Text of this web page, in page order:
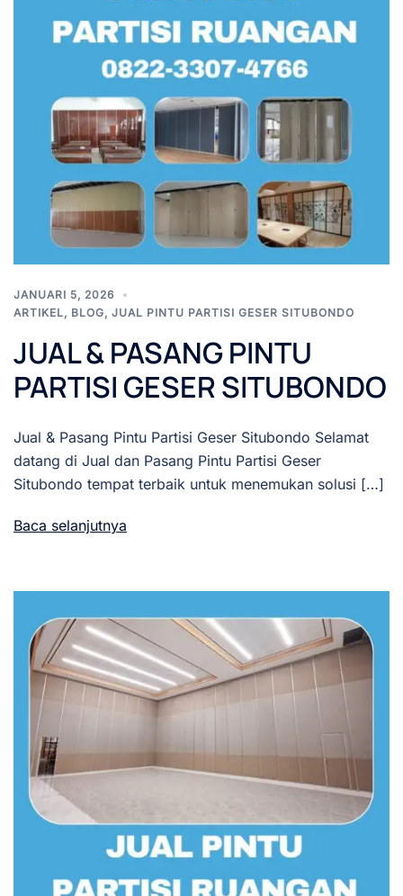
JANUARI 5, 2026
ARTIKEL, BLOG, JUAL PINTU PARTISI GESER SITUBONDO
JUAL & PASANG PINTU
PARTISI GESER SITUBONDO
Jual & Pasang Pintu Partisi Geser Situbondo Selamat
datang di Jual dan Pasang Pintu Partisi Geser
Situbondo tempat terbaik untuk menemukan solusi […]
Baca selanjutnya